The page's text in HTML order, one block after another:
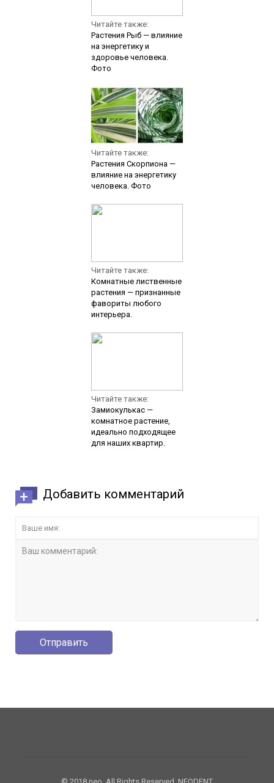
Читайте также:
Растения Рыб — влияние
на энергетику и
здоровье человека.
Фото
Читайте также:
Растения Скорпиона —
влияние на энергетику
человека. Фото
Читайте также:
Комнатные лиственные
растения — признанные
фавориты любого
интерьера.
Читайте также:
Замиокулькас —
комнатное растение,
идеально подходящее
для наших квартир.
Добавить комментарий